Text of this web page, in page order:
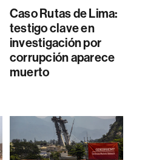
Caso Rutas de Lima:
testigo clave en
investigación por
corrupción aparece
muerto